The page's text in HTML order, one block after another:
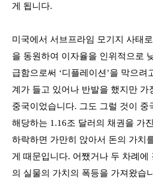
게 됩니다.
미국에서 서브프라임 모기지 사태
을 동원하여 이자율을 인위적으로
급함으로써 ‘디플레이션’을 막으려
계가 들고 있어나 반발을 했지만 가
중국이었습니다. 그도 그럴 것이 중
해당하는 1.16조 달러의 채권을 가
하락하면 가만히 앉아서 돈의 가치
게 때문입니다. 어쨌거나 두 차례에
의 실물의 가치의 폭등을 가져왔습